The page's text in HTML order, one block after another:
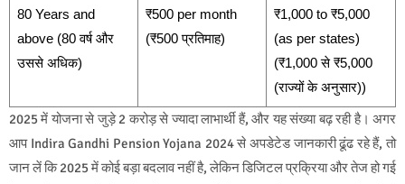
80 Years and
above (80 वर्ष और
उससे अधिक)
₹500 per month
(₹500 प्रतिमाह)
₹1,000 to ₹5,000
(as per states)
(₹1,000 से ₹5,000
(राज्यों के अनुसार))
2025 में योजना से जुड़े 2 करोड़ से ज्यादा लाभार्थी हैं, और यह संख्या बढ़ रही है। अगर
आप Indira Gandhi Pension Yojana 2024 से अपडेटेड जानकारी ढूंढ रहे हैं, तो
जान लें कि 2025 में कोई बड़ा बदलाव नहीं है, लेकिन डिजिटल प्रक्रिया और तेज हो गई